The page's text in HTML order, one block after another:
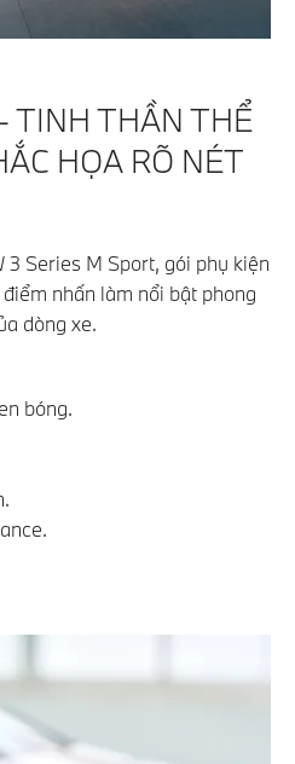
TINH THẦN THỂ
HỌA RÕ NÉT
Series M Sport, gói phụ kiện
nhấn làm nổi bật phong
dòng xe.
bóng.